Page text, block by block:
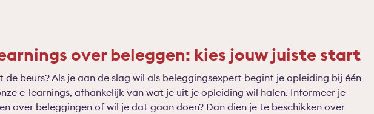
over beleggen: kies jouw juiste start
de beurs? Als je aan de slag wil als beleggingsexpert begint je opleiding bij één
e-learnings, afhankelijk van wat je uit je opleiding wil halen. Informeer je
over beleggingen of wil je dat gaan doen? Dan dien je te beschikken over